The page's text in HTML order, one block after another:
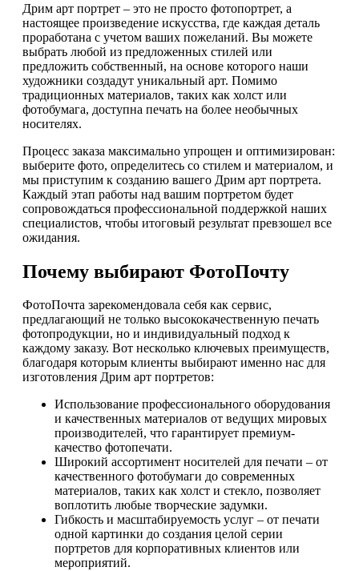
Дрим арт портрет – это не просто фотопортрет, а
настоящее произведение искусства, где каждая деталь
проработана с учетом ваших пожеланий. Вы можете
выбрать любой из предложенных стилей или
предложить собственный, на основе которого наши
художники создадут уникальный арт. Помимо
традиционных материалов, таких как холст или
фотобумага, доступна печать на более необычных
носителях.
Процесс заказа максимально упрощен и оптимизирован:
выберите фото, определитесь со стилем и материалом, и
мы приступим к созданию вашего Дрим арт портрета.
Каждый этап работы над вашим портретом будет
сопровождаться профессиональной поддержкой наших
специалистов, чтобы итоговый результат превзошел все
ожидания.
Почему выбирают ФотоПочту
ФотоПочта зарекомендовала себя как сервис,
предлагающий не только высококачественную печать
фотопродукции, но и индивидуальный подход к
каждому заказу. Вот несколько ключевых преимуществ,
благодаря которым клиенты выбирают именно нас для
изготовления Дрим арт портретов:
Использование профессионального оборудования
и качественных материалов от ведущих мировых
производителей, что гарантирует премиум-
качество фотопечати.
Широкий ассортимент носителей для печати – от
качественного фотобумаги до современных
материалов, таких как холст и стекло, позволяет
воплотить любые творческие задумки.
Гибкость и масштабируемость услуг – от печати
одной картинки до создания целой серии
портретов для корпоративных клиентов или
мероприятий.